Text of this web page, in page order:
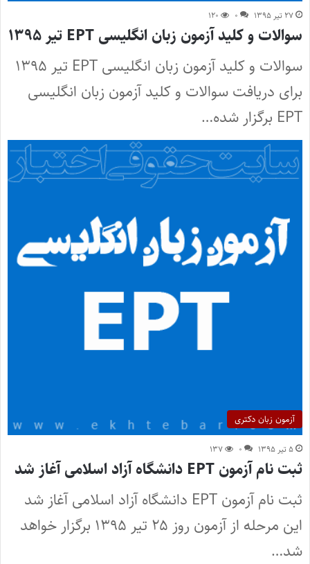
۲۷ تیر ۱۳۹۵ ۰ ۱۲۰
سوالات و کلید آزمون زبان انگلیسی EPT تیر ۱۳۹۵
سوالات و کلید آزمون زبان انگلیسی EPT تیر ۱۳۹۵
برای دریافت سوالات و کلید آزمون زبان انگلیسی
EPT برگزار شده…
آزمون زبان دکتری
۵ تیر ۱۳۹۵ ۰ ۱۳۷
ثبت نام آزمون EPT دانشگاه آزاد اسلامی آغاز شد
ثبت نام آزمون EPT دانشگاه آزاد اسلامی آغاز شد
این مرحله از آزمون روز ۲۵ تیر ۱۳۹۵ برگزار خواهد
شد…